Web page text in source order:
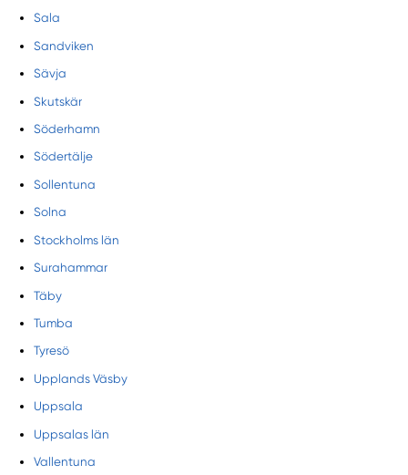
Sala
Sandviken
Sävja
Skutskär
Söderhamn
Södertälje
Sollentuna
Solna
Stockholms län
Surahammar
Täby
Tumba
Tyresö
Upplands Väsby
Uppsala
Uppsalas län
Vallentuna